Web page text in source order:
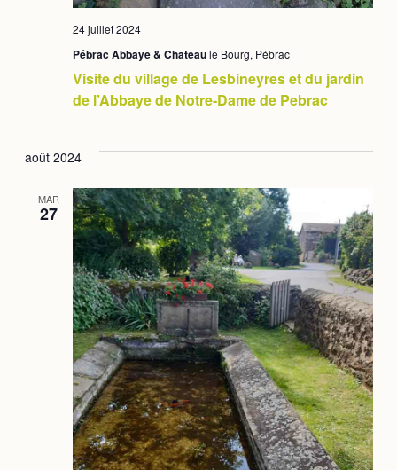
Visite du village de Lesbineyres et du jardin
de l’Abbaye de Notre-Dame de Pebrac
24 juillet 2024
Pébrac Abbaye & Chateaule Bourg, Pébrac
août 2024
MAR
27